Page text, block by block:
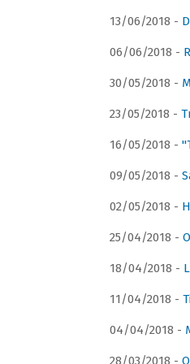
13/06/2018 -
06/06/2018 -
30/05/2018 -
23/05/2018 -
16/05/2018 -
09/05/2018 -
02/05/2018 -
25/04/2018 -
18/04/2018 -
11/04/2018 -
04/04/2018 -